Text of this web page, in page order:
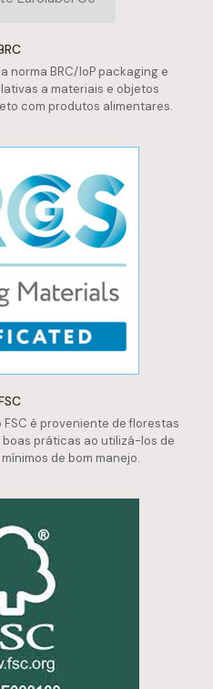
norma BRC/IoP packaging e
a materiais e objetos
com produtos alimentares.
é proveniente de florestas
práticas ao utilizá-los de
de bom manejo.